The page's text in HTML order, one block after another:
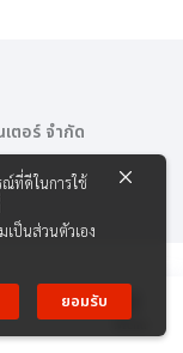
Menu
ตอร์ จำกัด
ที่ดีในการใช้
ป็นส่วนตัวเอง
ยอมรับ